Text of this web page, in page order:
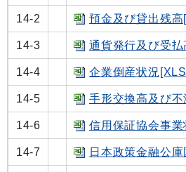
14-2 預金及び貸出残
14-3 通貨発行及び受
14-4 企業倒産状況
14-5 手形交換高及び
14-6 信用保証協会事
14-7 日本政策金融公